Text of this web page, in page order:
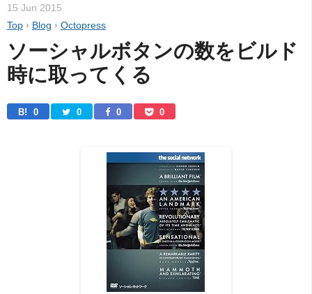
15 Jun 2015
Top › Blog › Octopress
ソーシャルボタンの数をビルド
時に取ってくる
B! 0 0 0 0